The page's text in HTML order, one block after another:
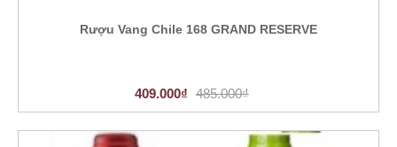
Rượu Vang Chile 168 GRAND RESERVE
409.000₫ 485.000₫